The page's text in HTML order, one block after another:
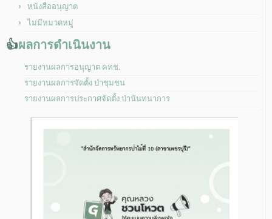
หนังสืออนุญาต
ไม่มีหมวดหมู่
👍ผลการดำเนินงาน
รายงานผลการอนุญาต คทช.
รายงานผลการจัดตั้ง ป่าชุมชน
รายงานผลการประกาศจัดตั้ง ป่านันทนาการ